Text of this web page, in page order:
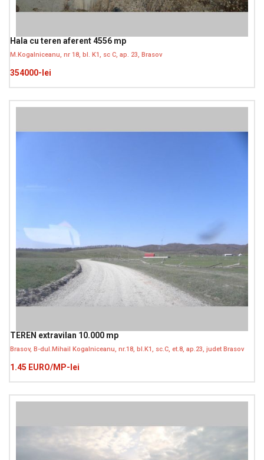
Hala cu teren aferent 4556 mp
M.Kogalniceanu, nr 18, bl. K1, sc C, ap. 23, Brasov
354000-lei
TEREN extravilan 10.000 mp
Brasov, B-dul.Mihail Kogalniceanu, nr.18, bl.K1, sc.C, et.8, ap.23, judet Brasov
1.45 EURO/MP-lei